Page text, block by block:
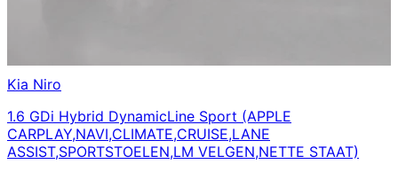
Kia Niro
1.6 GDi Hybrid DynamicLine Sport (APPLE
CARPLAY,NAVI,CLIMATE,CRUISE,LANE
ASSIST,SPORTSTOELEN,LM VELGEN,NETTE STAAT)